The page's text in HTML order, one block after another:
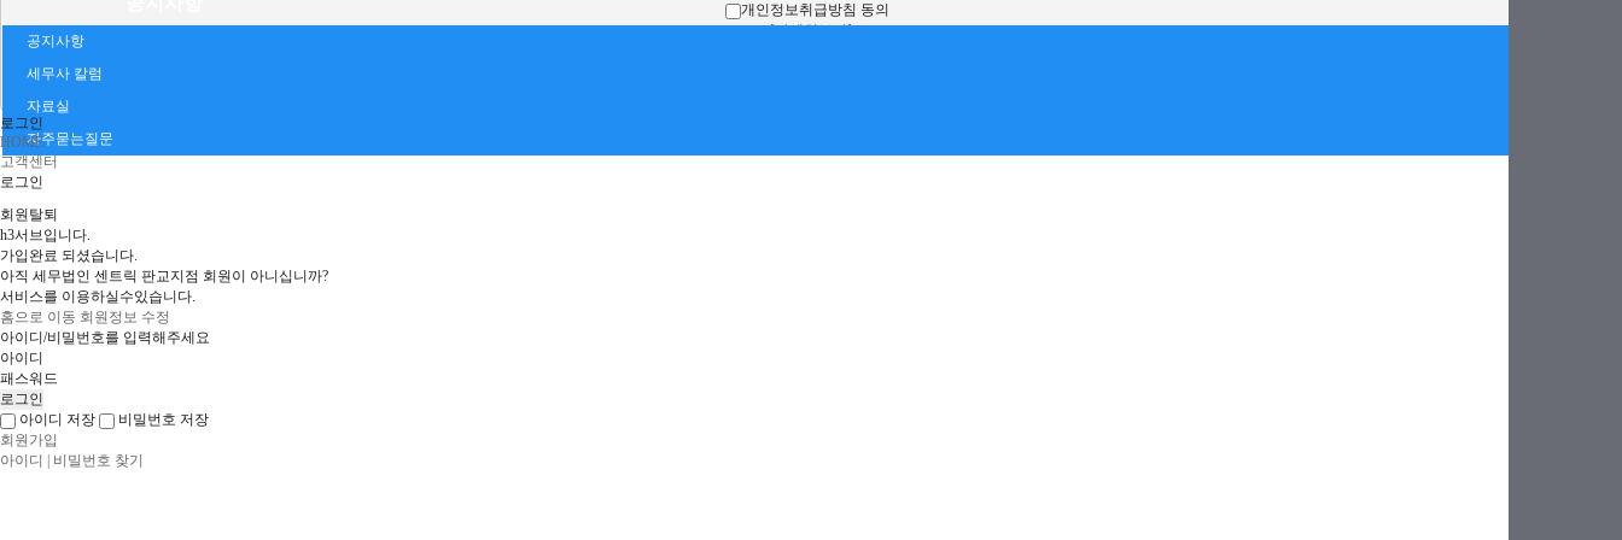
공지사항
세무사 칼럼
자료실
자주묻는질문
개인정보취급방침 동의
[자세히보기]
로그인
HOME
고객센터
로그인
회원탈퇴
h3서브입니다.
가입완료 되셨습니다.
아직 세무법인 센트릭 판교지점 회원이 아니십니까?
서비스를 이용하실수있습니다.
홈으로 이동 회원정보 수정
아이디/비밀번호를 입력해주세요
아이디
패스워드
아이디 저장
비밀번호 저장
회원가입
아이디 | 비밀번호 찾기